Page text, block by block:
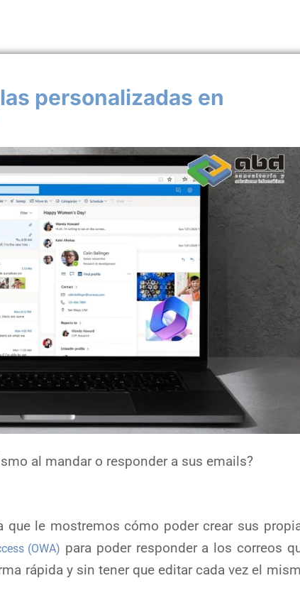
personalizadas en
al mandar o responder a sus emails?
que le mostremos cómo poder crear sus
(OWA) para poder responder a los correos
rápida y sin tener que editar cada vez el